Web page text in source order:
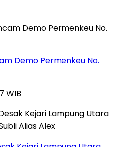
Demo Permenkeu No.
WIB